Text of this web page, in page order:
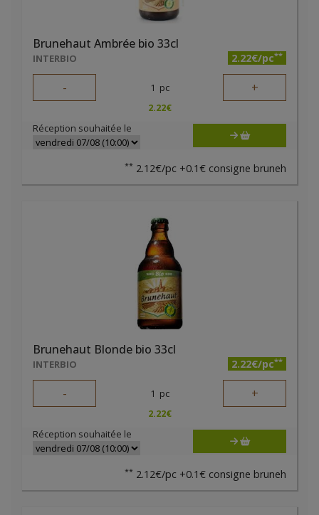
Brunehaut Ambrée bio 33cl
INTERBIO 2.22€/pc**
- 1 pc +
2.22€
Réception souhaitée le
** 2.12€/pc +0.1€ consigne bruneh
Brunehaut Blonde bio 33cl
INTERBIO 2.22€/pc**
- 1 pc +
2.22€
Réception souhaitée le
** 2.12€/pc +0.1€ consigne bruneh